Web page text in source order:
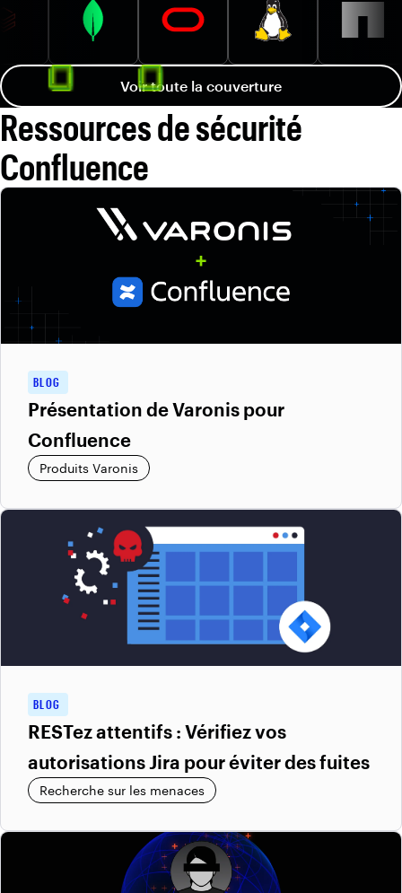
Voir toute la couverture
Ressources de sécurité
Confluence
BLOG
Présentation de Varonis pour
Confluence
Produits Varonis
BLOG
RESTez attentifs : Vérifiez vos
autorisations Jira pour éviter des fuites
Recherche sur les menaces